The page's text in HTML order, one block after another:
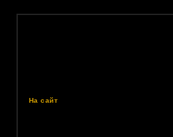
На сайт